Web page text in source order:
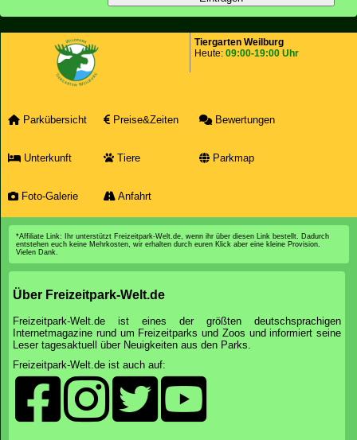
Tiergarten Weilburg
Heute: 09:00-19:00 Uhr
Parkübersicht Preise&Zeiten Bewertungen
Unterkunft Tiere Parkmap
Foto-Galerie Anfahrt
*Affiliate Link: Ihr unterstützt Freizeitpark-Welt.de, wenn ihr über diesen Link bestellt. Dadurch
entstehen euch keine Mehrkosten, wir erhalten durch euren Klick aber eine kleine Provision.
Vielen Dank.
Über Freizeitpark-Welt.de
Freizeitpark-Welt.de ist eines der größten deutschsprachigen
Internetmagazine rund um Freizeitparks und Zoos und informiert seine
Leser tagesaktuell über Neuigkeiten aus den Parks.
Freizeitpark-Welt.de ist auch auf: